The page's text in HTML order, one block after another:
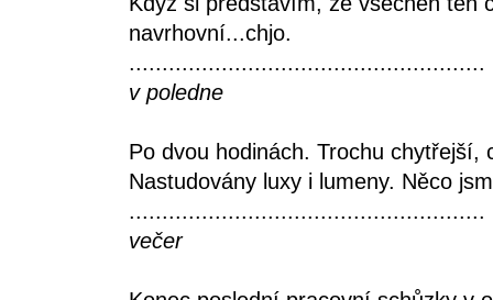
navrhovní...chjo.
......................................................
v poledne
Po dvou hodinách. Trochu
Nastudovány luxy i lumeny. Něco
......................................................
večer